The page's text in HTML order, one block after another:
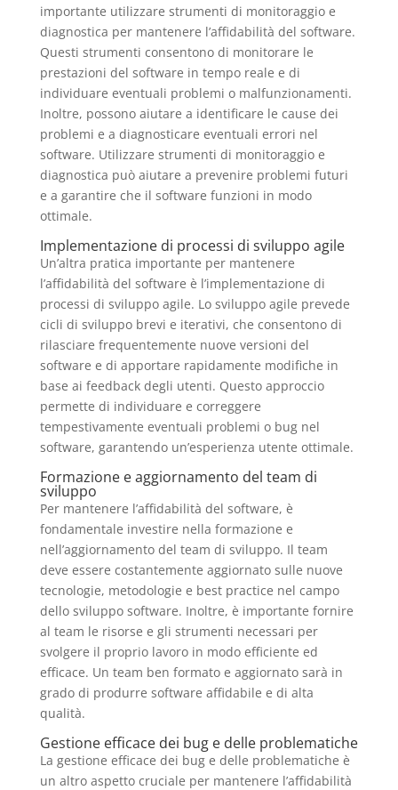
importante utilizzare strumenti di monitoraggio e
diagnostica per mantenere l’affidabilità del software.
Questi strumenti consentono di monitorare le
prestazioni del software in tempo reale e di
individuare eventuali problemi o malfunzionamenti.
Inoltre, possono aiutare a identificare le cause dei
problemi e a diagnosticare eventuali errori nel
software. Utilizzare strumenti di monitoraggio e
diagnostica può aiutare a prevenire problemi futuri
e a garantire che il software funzioni in modo
ottimale.
Implementazione di processi di sviluppo agile
Un’altra pratica importante per mantenere
l’affidabilità del software è l’implementazione di
processi di sviluppo agile. Lo sviluppo agile prevede
cicli di sviluppo brevi e iterativi, che consentono di
rilasciare frequentemente nuove versioni del
software e di apportare rapidamente modifiche in
base ai feedback degli utenti. Questo approccio
permette di individuare e correggere
tempestivamente eventuali problemi o bug nel
software, garantendo un’esperienza utente ottimale.
Formazione e aggiornamento del team di
sviluppo
Per mantenere l’affidabilità del software, è
fondamentale investire nella formazione e
nell’aggiornamento del team di sviluppo. Il team
deve essere costantemente aggiornato sulle nuove
tecnologie, metodologie e best practice nel campo
dello sviluppo software. Inoltre, è importante fornire
al team le risorse e gli strumenti necessari per
svolgere il proprio lavoro in modo efficiente ed
efficace. Un team ben formato e aggiornato sarà in
grado di produrre software affidabile e di alta
qualità.
Gestione efficace dei bug e delle problematiche
La gestione efficace dei bug e delle problematiche è
un altro aspetto cruciale per mantenere l’affidabilità